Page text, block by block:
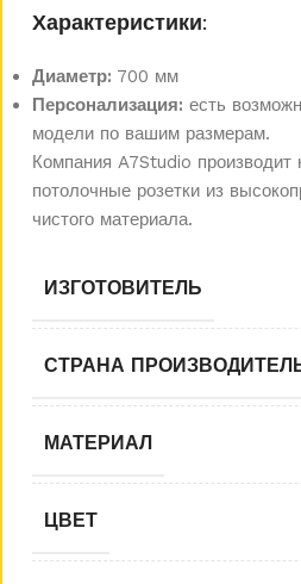
Характеристики:
Диаметр: 700 мм
Персонализация: есть
модели по вашим размерам.
Компания A7Studio производит
потолочные розетки из
чистого материала.
ИЗГОТОВИТЕЛЬ
СТРАНА
МАТЕРИАЛ
ЦВЕТ